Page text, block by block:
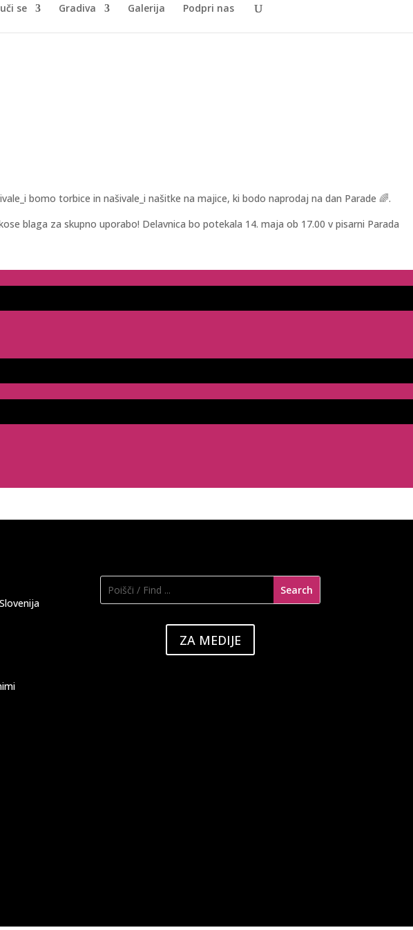
se Gradiva Galerija Podpri nas
bomo torbice in našivale_i našitke na majice, ki bodo naprodaj na dan Parade 🌈.
blaga za skupno uporabo! Delavnica bo potekala 14. maja ob 17.00 v pisarni Parada
ZA MEDIJE